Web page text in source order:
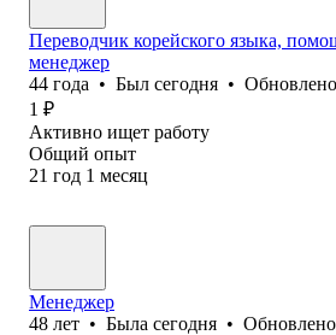
Переводчик корейского языка,
менеджер
44 года • Был сегодня • Обновлено
1 ₽
Активно ищет работу
Общий опыт
21 год 1 месяц
Менеджер
48 лет • Была сегодня • Обновлено